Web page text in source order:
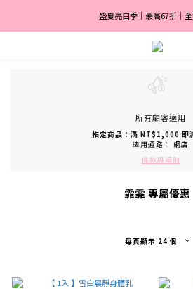
盛夏亮白季｜最高67折｜
盛夏亮白季｜最高67折｜
🎀 註冊會員送$2,000
消費滿 $3,600 分期付款零
所有顧客適用
指定商品：滿 NT$1,000 即
適用通路： 網店
條款與細則
霏霏 專屬優惠
每頁顯示 24 個